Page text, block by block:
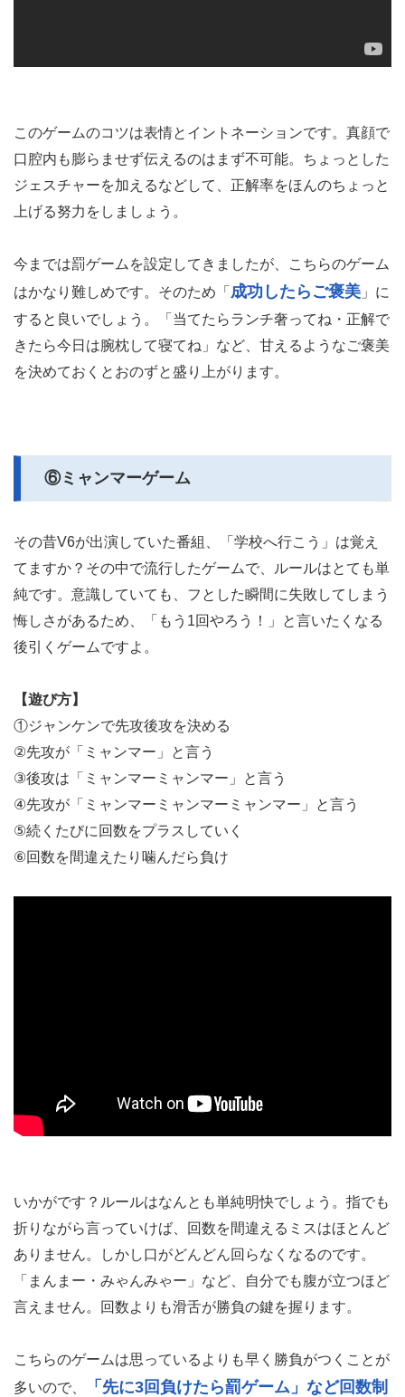
このゲームのコツは表情とイントネーションです。真顔で
口腔内も膨らませず伝えるのはまず不可能。ちょっとした
ジェスチャーを加えるなどして、正解率をほんのちょっと
上げる努力をしましょう。
今までは罰ゲームを設定してきましたが、こちらのゲーム
はかなり難しめです。そのため「 成功したらご褒美 」に
すると良いでしょう。「当てたらランチ奢ってね・正解で
きたら今日は腕枕して寝てね」など、甘えるようなご褒美
を決めておくとおのずと盛り上がります。
⑥ミャンマーゲーム
その昔V6が出演していた番組、「学校へ行こう」は覚え
てますか？その中で流行したゲームで、ルールはとても単
純です。意識していても、フとした瞬間に失敗してしまう
悔しさがあるため、「もう1回やろう！」と言いたくなる
後引くゲームですよ。
【遊び方】
①ジャンケンで先攻後攻を決める
②先攻が「ミャンマー」と言う
③後攻は「ミャンマーミャンマー」と言う
④先攻が「ミャンマーミャンマーミャンマー」と言う
⑤続くたびに回数をプラスしていく
⑥回数を間違えたり噛んだら負け
いかがです？ルールはなんとも単純明快でしょう。指でも
折りながら言っていけば、回数を間違えるミスはほとんど
ありません。しかし口がどんどん回らなくなるのです。
「まんまー・みゃんみゃー」など、自分でも腹が立つほど
言えません。回数よりも滑舌が勝負の鍵を握ります。
こちらのゲームは思っているよりも早く勝負がつくことが
多いので、
「先に3回負けたら罰ゲーム」など回数制